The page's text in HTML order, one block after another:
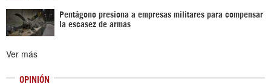
Pentágono presiona a empresas militares para compensar
la escasez de armas
Ver más
OPINIÓN